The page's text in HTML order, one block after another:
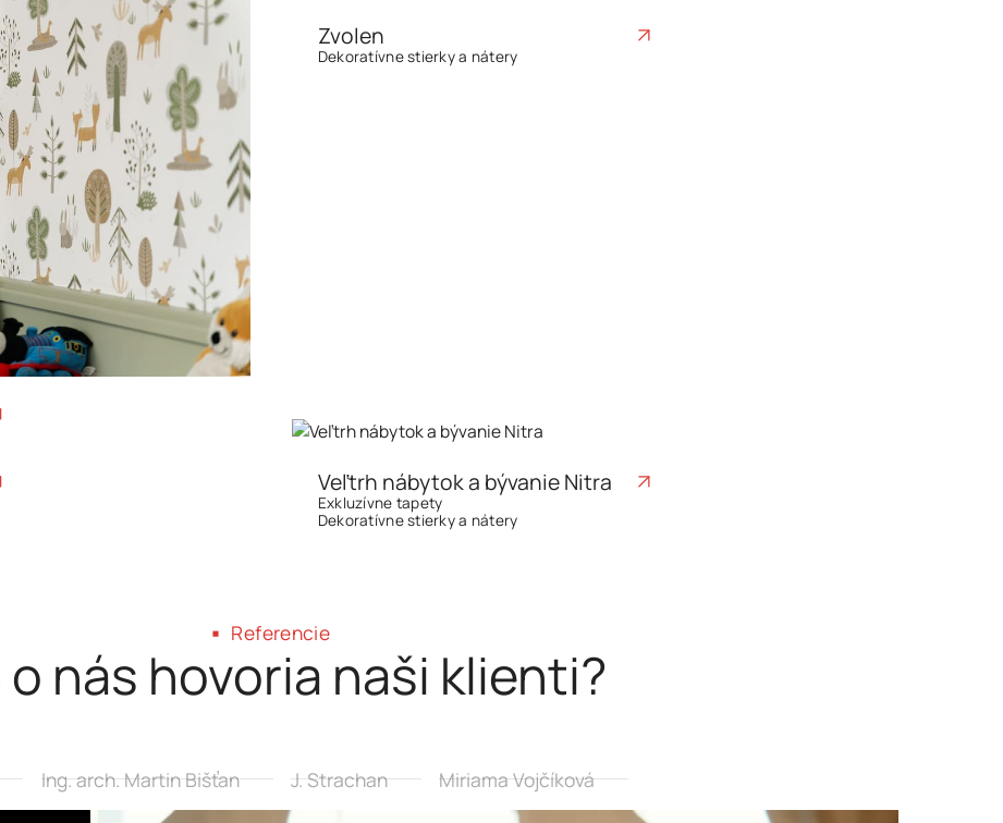
Zvolen
Dekoratívne stierky a nátery
Veľtrh nábytok a bývanie Nitra
Exkluzívne tapety
Dekoratívne stierky a nátery
Referencie
o nás hovoria naši klienti?
Ing. arch. Martin Bišťan J. Strachan Miriama Vojčíková